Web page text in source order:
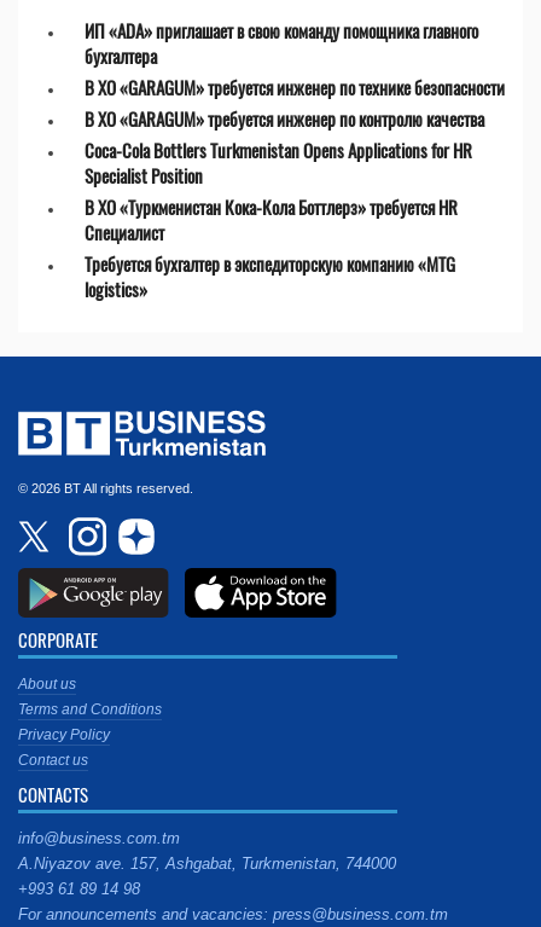
ИП «ADA» приглашает в свою команду помощника главного
бухгалтера
В ХО «GARAGUM» требуется инженер по технике безопасности
В ХО «GARAGUM» требуется инженер по контролю качества
Coca-Cola Bottlers Turkmenistan Opens Applications for HR
Specialist Position
В ХО «Туркменистан Кока-Кола Боттлерз» требуется HR
Специалист
Требуется бухгалтер в экспедиторскую компанию «MTG
logistics»
© 2026 BT All rights reserved.
CORPORATE
About us
Terms and Conditions
Privacy Policy
Contact us
CONTACTS
info@business.com.tm
A.Niyazov ave. 157, Ashgabat, Turkmenistan, 744000
+993 61 89 14 98
For announcements and vacancies: press@business.com.tm